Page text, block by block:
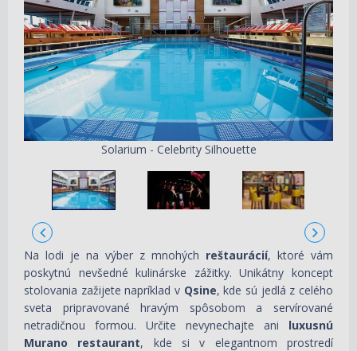
Solarium - Celebrity Silhouette
Na lodi je na výber z mnohých reštaurácií, ktoré vám
poskytnú nevšedné kulinárske zážitky. Unikátny koncept
stolovania zažijete napríklad v Qsine, kde sú jedlá z celého
sveta pripravované hravým spôsobom a servírované
netradičnou formou. Určite nevynechajte ani luxusnú
Murano restaurant, kde si v elegantnom prostredí